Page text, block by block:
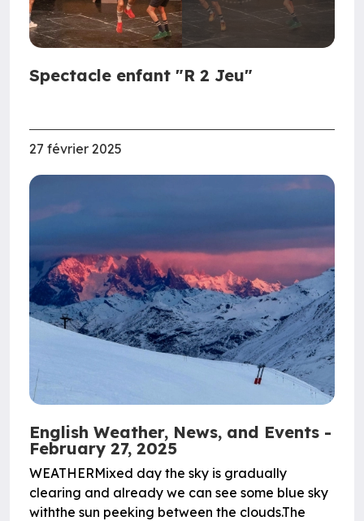
Spectacle enfant "R 2 Jeu"
27 février 2025
English Weather, News, and Events -
February 27, 2025
WEATHERMixed day the sky is gradually
clearing and already we can see some blue sky
withthe sun peeking between the clouds.The